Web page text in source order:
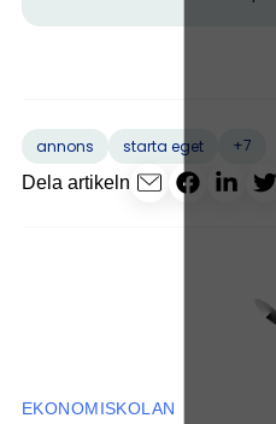
annons starta eget
+7
Dela artikeln
EKONOMISKOLAN